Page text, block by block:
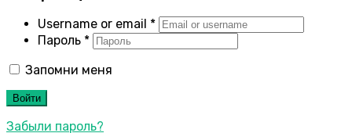
Username or email *
Пароль *
Запомни меня
Войти
Забыли пароль?